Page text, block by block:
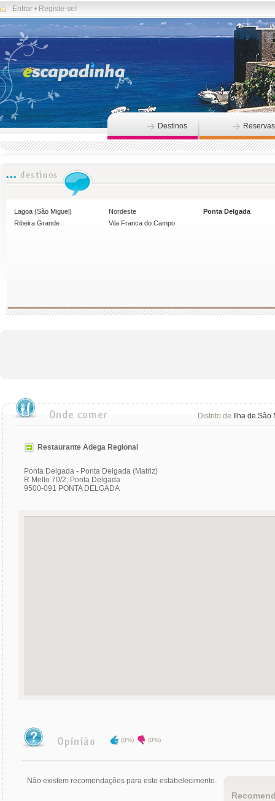
Entrar • Registe-se!
Destinos Reservas
Lagoa (São Miguel) Nordeste
Ponta Delgada
Ribeira Grande
Vila Franca do Campo
Distrito de Ilha de São
Restaurante Adega Regional
Ponta Delgada - Ponta Delgada (Matriz)
R Mello 70/2, Ponta Delgada
9500-091 PONTA DELGADA
(0%) (0%)
Não existem recomendações para este estabelecimento.